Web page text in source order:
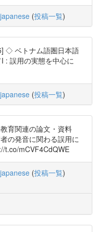
(投稿一覧)
◇ ベトナム語圏日本語
: 誤用の実態を中心に
(投稿一覧)
教育関連の論文・資料
発音に関わる誤用に
t.co/mCVF4CdQWE
(投稿一覧)